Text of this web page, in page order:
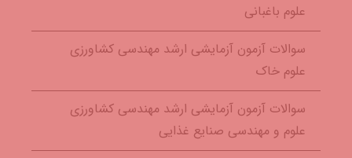
علوم باغبانی
سوالات آزمون آزمایشی ارشد مهندسی کشاورزی
علوم خاک
سوالات آزمون آزمایشی ارشد مهندسی کشاورزی
علوم و مهندسی صنایع غذایی